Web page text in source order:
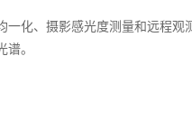
化、摄影感光度测量和远程观
。